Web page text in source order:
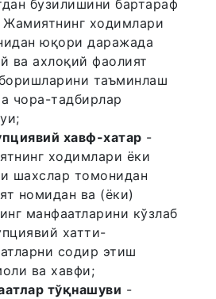
бузилишини бартараф
Жамиятнинг ходимлари
юқори даражада
ва ахлоқий фаолият
таъминлаш
чора-тадбирлар
хавф-хатар -
ходимлари ёки
шахслар томонидан
номидан ва (ёки)
манфаатларини кўзлаб
хатти-
содир этиш
ва хавфи;
тўқнашуви -